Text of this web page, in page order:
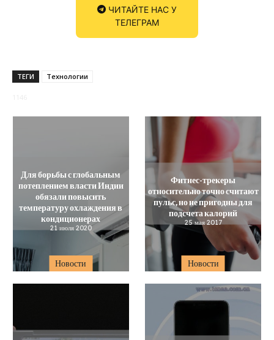
ЧИТАЙТЕ НАС У
ТЕЛЕГРАМ
ТЕГИ Технологии
Новости
Для борьбы с глобальным
потеплением власти Индии
обязали повысить
температуру охлаждения в
кондиционерах
21 июля 2020
Новости
Фитнес-трекеры
относительно точно считают
пульс, но не пригодны для
подсчета калорий
25 мая 2017